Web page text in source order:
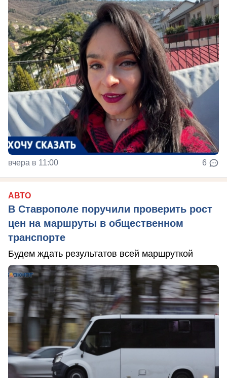
вчера в 11:00 6
АВТО
В Ставрополе поручили проверить рост
цен на маршруты в общественном
транспорте
Будем ждать результатов всей маршруткой